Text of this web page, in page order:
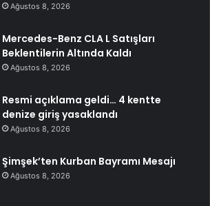
Ağustos 8, 2026
Mercedes-Benz CLA L Satışları
Beklentilerin Altında Kaldı
Ağustos 8, 2026
Resmi açıklama geldi… 4 kentte
denize giriş yasaklandı
Ağustos 8, 2026
Şimşek’ten Kurban Bayramı Mesajı
Ağustos 8, 2026